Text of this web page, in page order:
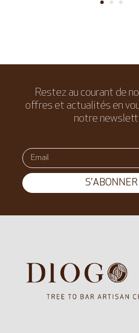
Restez au courant de
offres et actualités en
notre
S'ABONNER